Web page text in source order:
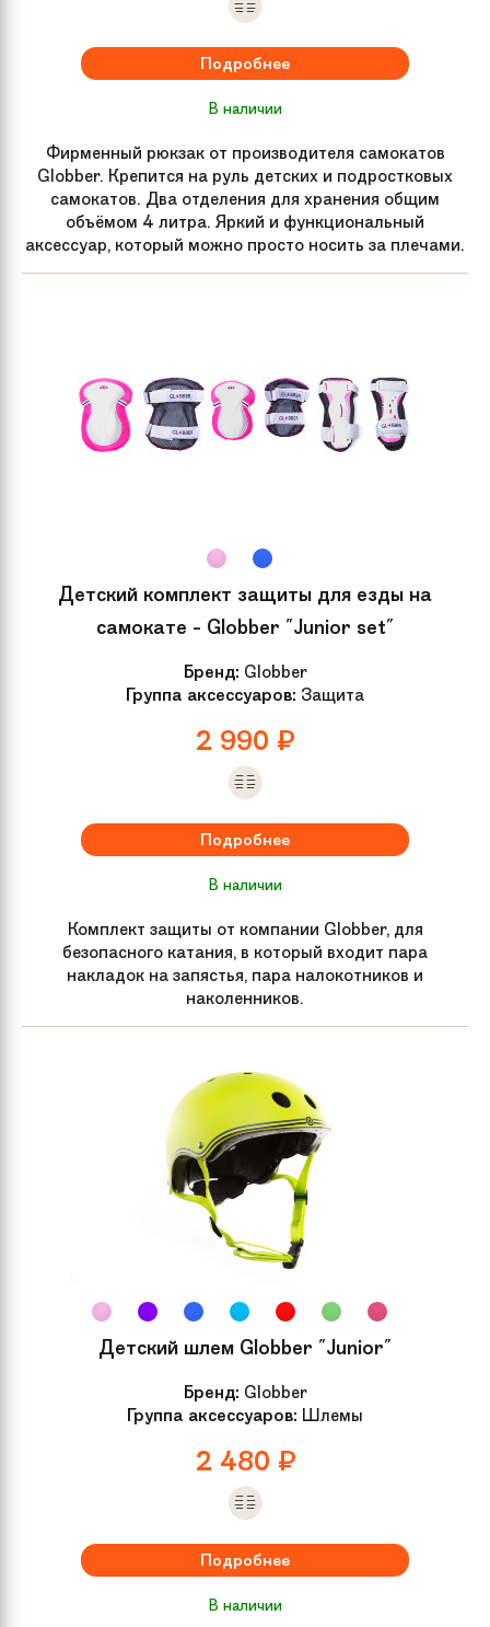
Материал доски Алюминий, Пластик
оборудование
Надувные колеса Да
Рекомендуемый
от 135 см
Для кого Для подростков, Для взрослых
Обода колес Алюминий
Подробнее
В наличии
Фирменный рюкзак от производителя самокатов
Globber. Крепится на руль детских и подростковых
самокатов. Два отделения для хранения общим
объёмом 4 литра. Яркий и функциональный
аксессуар, который можно просто носить за плечами.
Детский комплект защиты для езды на
самокате - Globber "Junior set"
Бренд: Globber
Группа аксессуаров: Защита
2 990 ₽
Подробнее
В наличии
Комплект защиты от компании Globber, для
безопасного катания, в который входит пара
накладок на запястья, пара налокотников и
наколенников.
Детский шлем Globber "Junior"
Бренд: Globber
Группа аксессуаров: Шлемы
2 480 ₽
Подробнее
В наличии